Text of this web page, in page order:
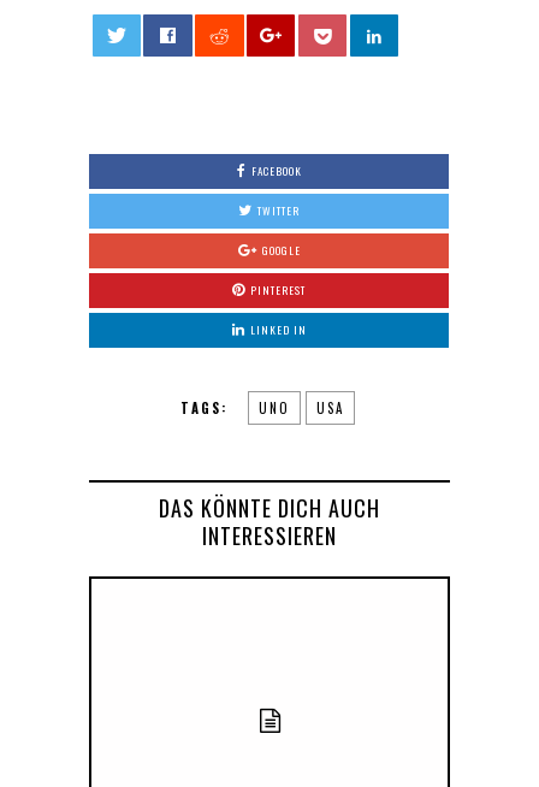
FACEBOOK
TWITTER
GOOGLE
PINTEREST
LINKED IN
TAGS: UNO USA
DAS KÖNNTE DICH AUCH
INTERESSIEREN